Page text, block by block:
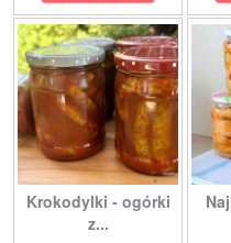
Krokodylki - ogórki
z...